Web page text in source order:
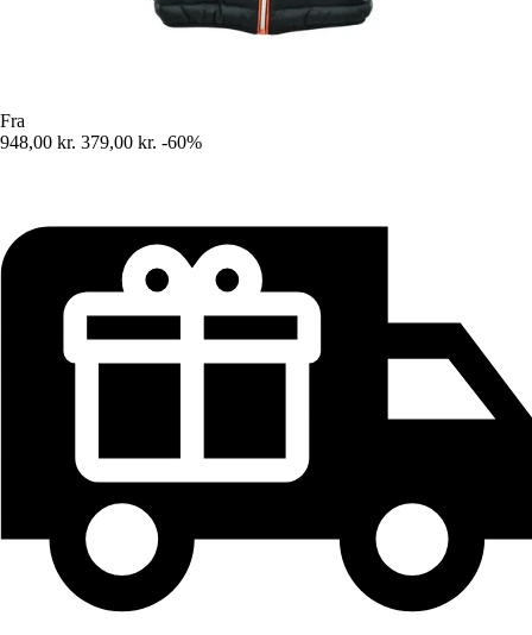
Fra
948,00 kr. 379,00 kr. -60%